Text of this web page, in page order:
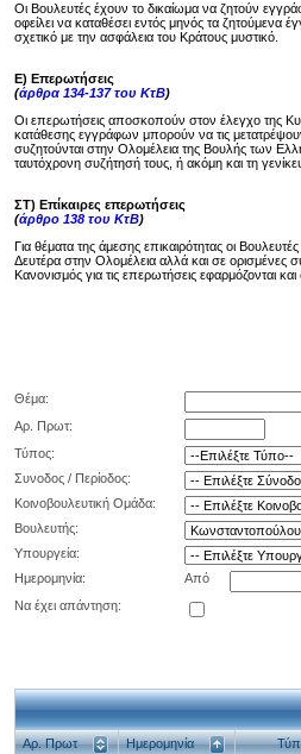
Οι Βουλευτές έχουν το δικαίωμα να ζητούν
οφείλει να καταθέσει εντός μηνός τα
σχετικό με την ασφάλεια του Κράτους μυστικό.
Ε) Επερωτήσεις
(άρθρα 134-137 του ΚτΒ)
Οι επερωτήσεις αποσκοπούν στον έλεγχο της
κατάθεσης εγγράφων μπορούν να τις
συζητούνται στην Ολομέλεια της Βουλής των
ταυτόχρονη συζήτησή τους, ή ακόμη και τη
ΣΤ) Επίκαιρες επερωτήσεις
(άρθρο 138 του ΚτΒ)
Για θέματα της άμεσης επικαιρότητας οι
Δευτέρα στην Ολομέλεια αλλά και σε ορισμένες
Κανονισμός για τις επερωτήσεις εφαρμόζονται
Θέμα:
Αρ. Πρωτ:
Τύπος:
Συνοδος / Περίοδος:
Κοινοβουλευτική Ομάδα:
Βουλευτής:
Υπουργεία:
Ημερομηνία:
Από
Να έχει απάντηση:
Αρ. Πρωτ Ημερομηνία